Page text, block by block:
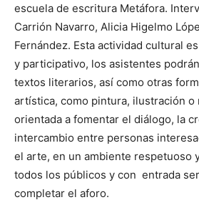
escuela de escritura Metáfora.
Carrión Navarro, Alicia Higelmo
Fernández. Esta actividad cultural
y participativo, los asistentes
textos literarios, así como otras
artística, como pintura, ilustración o
orientada a fomentar el diálogo, la
intercambio entre personas
el arte, en un ambiente respetuoso
todos los públicos y con entrada
completar el aforo.